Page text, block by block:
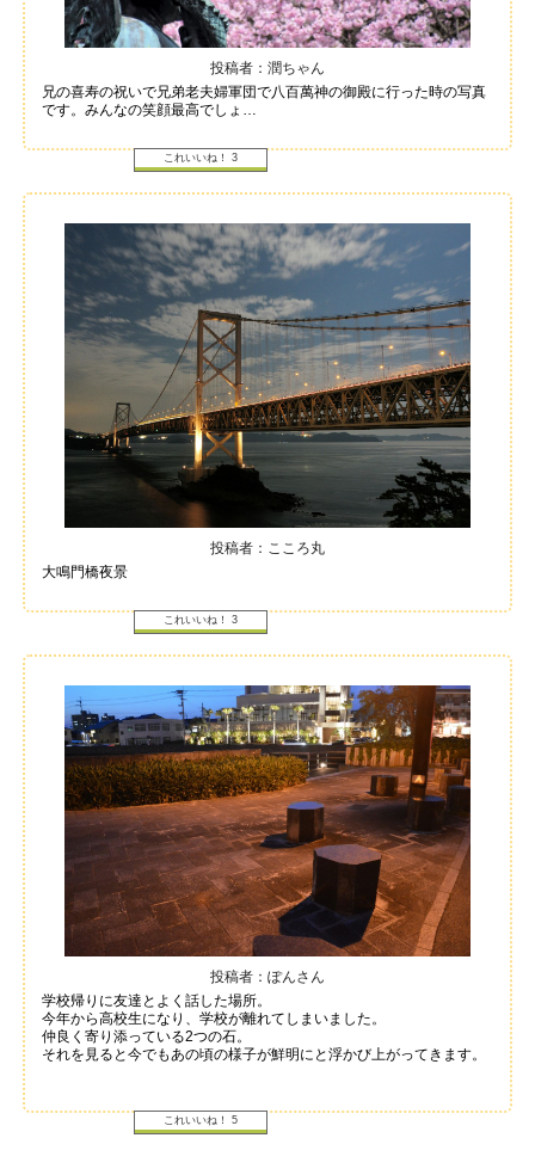
投稿者：潤ちゃん
兄の喜寿の祝いで兄弟老夫婦軍団で八百萬神の御殿に行った時の写真
です。みんなの笑顔最高でしょ…
これいいね！ 3
投稿者：こころ丸
大鳴門橋夜景
これいいね！ 3
投稿者：ぽんさん
学校帰りに友達とよく話した場所。
今年から高校生になり、学校が離れてしまいました。
仲良く寄り添っている2つの石。
それを見ると今でもあの頃の様子が鮮明にと浮かび上がってきます。
これいいね！ 5